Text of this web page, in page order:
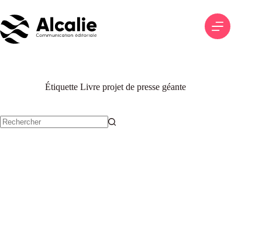
contenu
ÉtiquetteLivre projet de presse géante